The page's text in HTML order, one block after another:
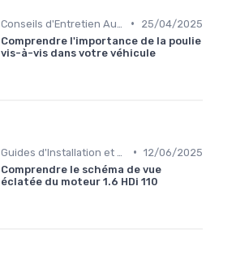
•
25/04/2025
Comprendre l'importance de la poulie
vis-à-vis dans votre véhicule
• 12/06/2025
Comprendre le schéma de vue
éclatée du moteur 1.6 HDi 110